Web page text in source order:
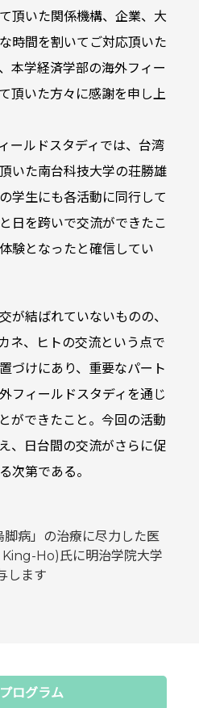
頂いた関係機構、企業、大
時間を割いてご対応頂いた
本学経済学部の海外フィー
頂いた方々に感謝を申し上
ールドスタディでは、台湾
いた南台科技大学の荘勝雄
学生にも各活動に同行して
日を跨いで交流ができたこ
験となったと確信してい
が結ばれていないものの、
ネ、ヒトの交流という点で
づけにあり、重要なパート
フィールドスタディを通じ
ができたこと。今回の活動
、日台間の交流がさらに促
次第である。
脚病」の治療に尽力した医
Ho)氏に明治学院大学
します
ログラム